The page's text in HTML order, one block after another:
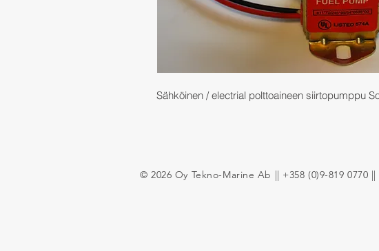
Sähköinen / electrial polttoaineen siirtopumppu
© 2026 Oy Tekno-Marine Ab || +358 (0)9-819 0770 ||